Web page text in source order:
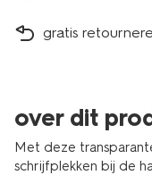
gratis
over dit
Met deze
schrijfplekken bij de